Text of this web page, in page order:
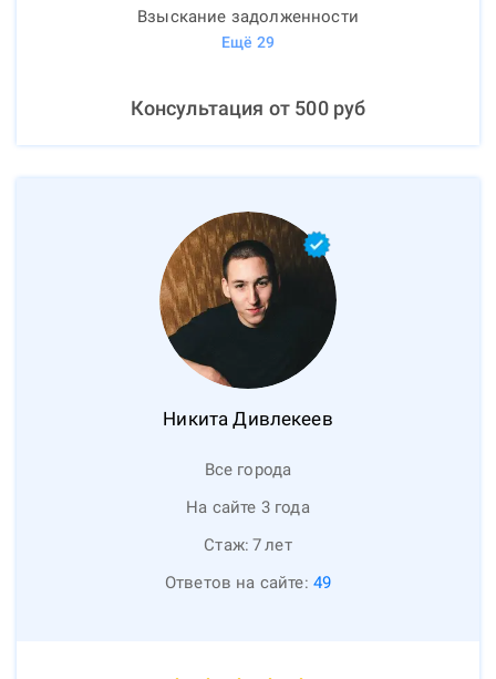
Взыскание задолженности
Ещё 29
Консультация от 500руб
Никита Дивлекеев
Все города
На сайте 3 года
Стаж: 7лет
Ответов на сайте: 49